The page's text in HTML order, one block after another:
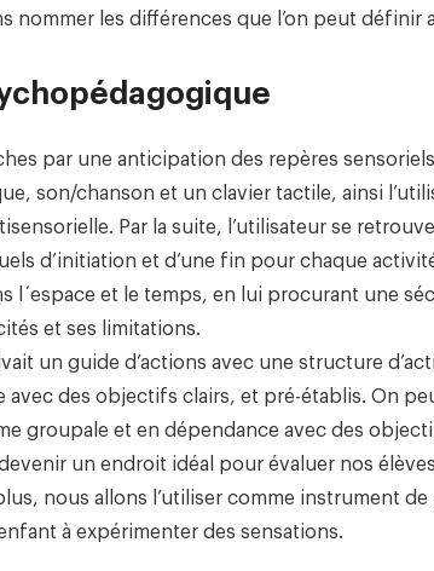
nommer les différences que l’on peut définir
par une anticipation des repères
son/chanson et un clavier tactile, ainsi
Par la suite, l’utilisateur se
d’initiation et d’une fin pour chaque
l´espace et le temps, en lui procurant une
et ses limitations.
un guide d’actions avec une structure
avec des objectifs clairs, et pré-établis. On
groupale et en dépendance avec des
un endroit idéal pour évaluer nos
nous allons l’utiliser comme instrument
à expérimenter des sensations.